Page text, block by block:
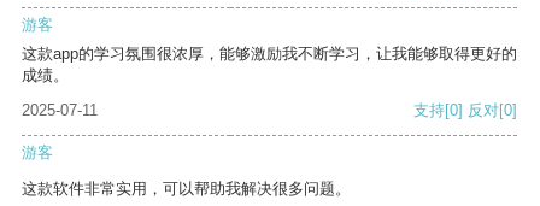
游客
这款app的学习氛围很浓厚，能够激励我不断学习，让我能够取得更好的
成绩。
2025-07-11
支持[0] 反对[0]
游客
这款软件非常实用，可以帮助我解决很多问题。